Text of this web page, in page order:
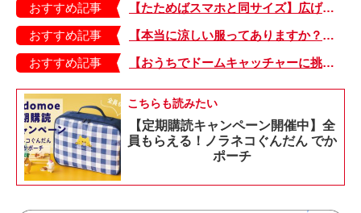
おすすめ記事
【たためばスマホと同サイズ】広げるとビビッドでジューシーな柄が目を引くコンパクトな「扇子」
おすすめ記事
【本当に涼しい服ってありますか？】夏素材の代表「リネン」で夏らしいおしゃれを♪「ワンピース」「パンツ」「スカート」「シャツ」の気になるアイテムはコレ！
おすすめ記事
【おうちでドームキャッチャーに挑戦だ】アンパンマン わくわくドームキャッチャー
こちらも読みたい
【定期購読キャンペーン開催中】全
員もらえる！ノラネコぐんだん でか
ポーチ